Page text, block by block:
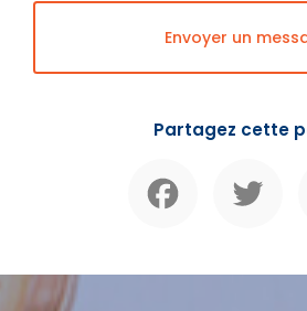
Envoyer un
Partagez cette